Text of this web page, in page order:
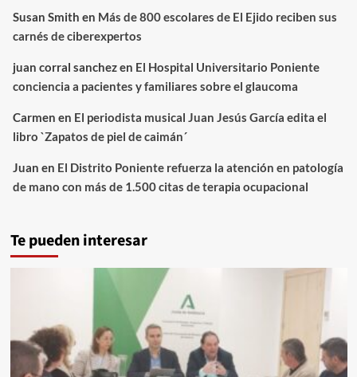
Susan Smith en Más de 800 escolares de El Ejido reciben sus
carnés de ciberexpertos
juan corral sanchezen El Hospital Universitario Poniente
conciencia a pacientes y familiares sobre el glaucoma
Carmen en El periodista musical Juan Jesús García edita el
libro `Zapatos de piel de caimán´
Juan en El Distrito Poniente refuerza la atención en patología
de mano con más de 1.500 citas de terapia ocupacional
Te pueden interesar